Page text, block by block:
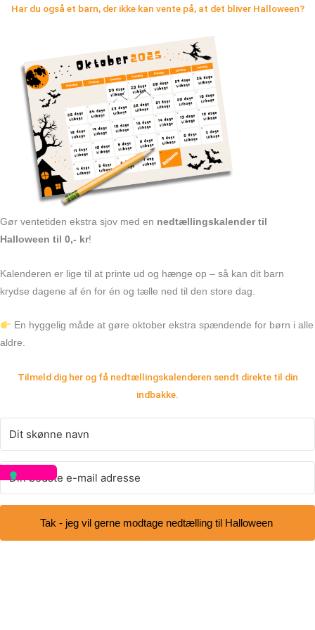
Har du også et barn, der ikke kan vente på, at det bliver Halloween?
Gør ventetiden ekstra sjov med en nedtællingskalender til
Halloween til 0,- kr!
Kalenderen er lige til at printe ud og hænge op – så kan dit barn
krydse dagene af én for én og tælle ned til den store dag.
En hyggelig måde at gøre oktober ekstra spændende for børn i alle
aldre.
Tilmeld dig her og få nedtællingskalenderen sendt direkte til din
indbakke.
Tak - jeg vil gerne modtage nedtælling til Halloween